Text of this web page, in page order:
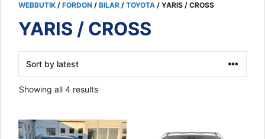
WEBBUTIK / FORDON / BILAR / TOYOTA / YARIS / CROSS
YARIS / CROSS
Showing all 4 resultsSorted